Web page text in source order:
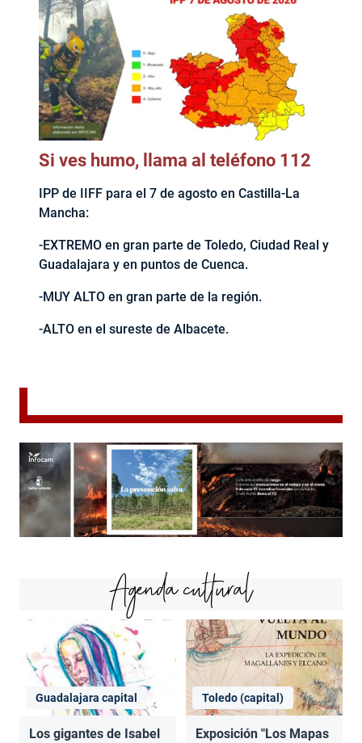
Si ves humo, llama al teléfono 112
IPP de IIFF para el 7 de agosto en Castilla-La
Mancha:
-EXTREMO en gran parte de Toledo, Ciudad Real y
Guadalajara y en puntos de Cuenca.
-MUY ALTO en gran parte de la región.
-ALTO en el sureste de Albacete.
Agenda cultural
Guadalajara capital
Los gigantes de Isabel
Toledo (capital)
Exposición "Los Mapas